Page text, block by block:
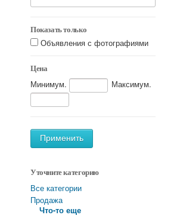
Показать только
Объявления с фотографиями
Цена
Минимум. Максимум.
Применить
Уточните категорию
Все категории
Продажа
Что-то еще